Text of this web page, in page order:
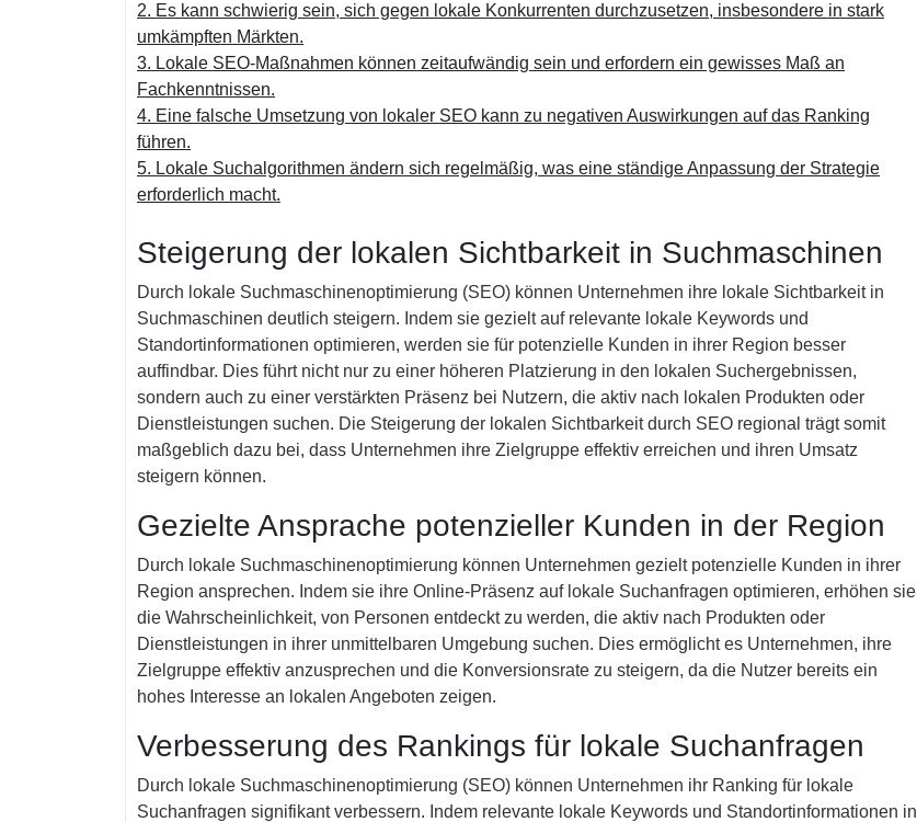
2. Es kann schwierig sein, sich gegen lokale Konkurrenten durchzusetzen, insbesondere in stark
umkämpften Märkten.
3. Lokale SEO-Maßnahmen können zeitaufwändig sein und erfordern ein gewisses Maß an
Fachkenntnissen.
4. Eine falsche Umsetzung von lokaler SEO kann zu negativen Auswirkungen auf das Ranking
führen.
5. Lokale Suchalgorithmen ändern sich regelmäßig, was eine ständige Anpassung der Strategie
erforderlich macht.
Steigerung der lokalen Sichtbarkeit in Suchmaschinen
Durch lokale Suchmaschinenoptimierung (SEO) können Unternehmen ihre lokale Sichtbarkeit in
Suchmaschinen deutlich steigern. Indem sie gezielt auf relevante lokale Keywords und
Standortinformationen optimieren, werden sie für potenzielle Kunden in ihrer Region besser
auffindbar. Dies führt nicht nur zu einer höheren Platzierung in den lokalen Suchergebnissen,
sondern auch zu einer verstärkten Präsenz bei Nutzern, die aktiv nach lokalen Produkten oder
Dienstleistungen suchen. Die Steigerung der lokalen Sichtbarkeit durch SEO regional trägt somit
maßgeblich dazu bei, dass Unternehmen ihre Zielgruppe effektiv erreichen und ihren Umsatz
steigern können.
Gezielte Ansprache potenzieller Kunden in der Region
Durch lokale Suchmaschinenoptimierung können Unternehmen gezielt potenzielle Kunden in ihrer
Region ansprechen. Indem sie ihre Online-Präsenz auf lokale Suchanfragen optimieren, erhöhen sie
die Wahrscheinlichkeit, von Personen entdeckt zu werden, die aktiv nach Produkten oder
Dienstleistungen in ihrer unmittelbaren Umgebung suchen. Dies ermöglicht es Unternehmen, ihre
Zielgruppe effektiv anzusprechen und die Konversionsrate zu steigern, da die Nutzer bereits ein
hohes Interesse an lokalen Angeboten zeigen.
Verbesserung des Rankings für lokale Suchanfragen
Durch lokale Suchmaschinenoptimierung (SEO) können Unternehmen ihr Ranking für lokale
Suchanfragen signifikant verbessern. Indem relevante lokale Keywords und Standortinformationen in